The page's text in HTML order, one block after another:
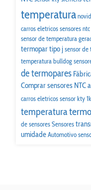
temperatura
carros eletricossensores
sensor de temperatura
termopar tipo jsensor
temperatura bulldog
de termopares
Comprar sensores NTC
carros eletricossensor kty 1k
temperatura
de sensoresSensores
umidadeAutomotivo